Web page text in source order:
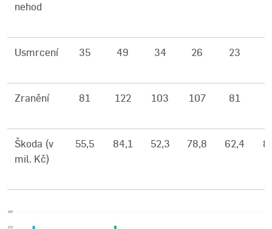
nehod
Usmrcení 35 49 34 26 23
Zranění 81 122 103 107 81
Škoda (v
mil. Kč)
55,5 84,1 52,3 78,8 62,4